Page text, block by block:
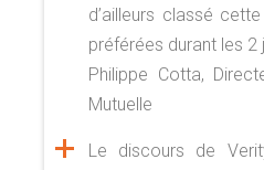
d’ailleurs classé
préférées durant les 2
Philippe Cotta,
Mutuelle
Le discours de